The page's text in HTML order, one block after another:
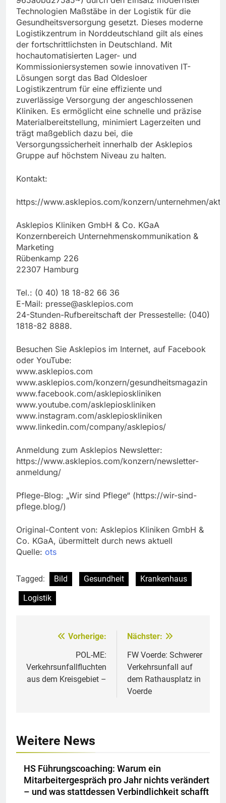
Technologien Maßstäbe in der Logistik für die
Gesundheitsversorgung gesetzt. Dieses moderne
Logistikzentrum in Norddeutschland gilt als eines
der fortschrittlichsten in Deutschland. Mit
hochautomatisierten Lager- und
Kommissioniersystemen sowie innovativen IT-
Lösungen sorgt das Bad Oldesloer
Logistikzentrum für eine effiziente und
zuverlässige Versorgung der angeschlossenen
Kliniken. Es ermöglicht eine schnelle und präzise
Materialbereitstellung, minimiert Lagerzeiten und
trägt maßgeblich dazu bei, die
Versorgungssicherheit innerhalb der Asklepios
Gruppe auf höchstem Niveau zu halten.
Kontakt:
https://www.asklepios.com/konzern/unternehmen/
Asklepios Kliniken GmbH & Co. KGaA
Konzernbereich Unternehmenskommunikation &
Marketing
Rübenkamp 226
22307 Hamburg
Tel.: (0 40) 18 18-82 66 36
E-Mail: presse@asklepios.com
24-Stunden-Rufbereitschaft der Pressestelle: (040)
1818-82 8888.
Besuchen Sie Asklepios im Internet, auf Facebook
oder YouTube:
www.asklepios.com
www.asklepios.com/konzern/gesundheitsmagazin
www.facebook.com/asklepioskliniken
www.youtube.com/asklepioskliniken
www.instagram.com/asklepioskliniken
www.linkedin.com/company/asklepios/
Anmeldung zum Asklepios Newsletter:
https://www.asklepios.com/konzern/newsletter-
anmeldung/
Pflege-Blog: „Wir sind Pflege“ (https://wir-sind-
pflege.blog/)
Original-Content von: Asklepios Kliniken GmbH &
Co. KGaA, übermittelt durch news aktuell
Quelle: ots
Tagged: Bild Gesundheit
Krankenhaus
Logistik
Beitragsnavigation
Vorherige:
POL-ME:
Verkehrsunfallfluchten
aus dem Kreisgebiet –
Nächster:
FW Voerde: Schwerer
Verkehrsunfall auf
dem Rathausplatz in
Voerde
Weitere News
HS Führungscoaching: Warum ein
Mitarbeitergespräch pro Jahr nichts verändert
– und was stattdessen Verbindlichkeit schafft